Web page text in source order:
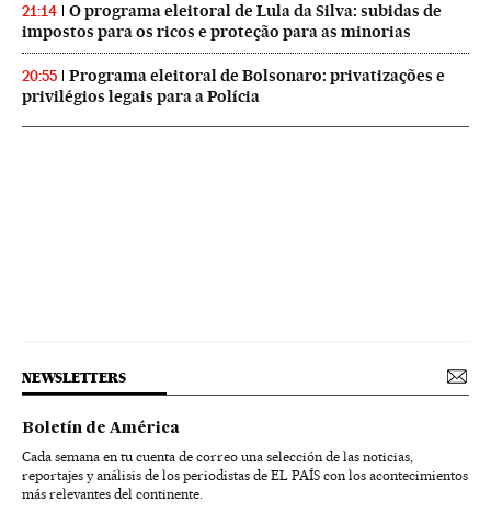
21:14
O programa eleitoral de Lula da Silva: subidas de
impostos para os ricos e proteção para as minorias
20:55
Programa eleitoral de Bolsonaro: privatizações e
privilégios legais para a Polícia
NEWSLETTERS
Boletín de América
Cada semana en tu cuenta de correo una selección de las noticias,
reportajes y análisis de los periodistas de EL PAÍS con los acontecimientos
más relevantes del continente.